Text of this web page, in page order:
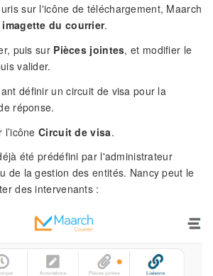
sur l'icône de téléchargement, Maarch
imagette du courrier.
puis sur Pièces jointes, et modifier le
valider.
définir un circuit de visa pour la
réponse.
Circuit de visa.
été prédéfini par l'administrateur
de la gestion des entités. Nancy peut le
des intervenants :